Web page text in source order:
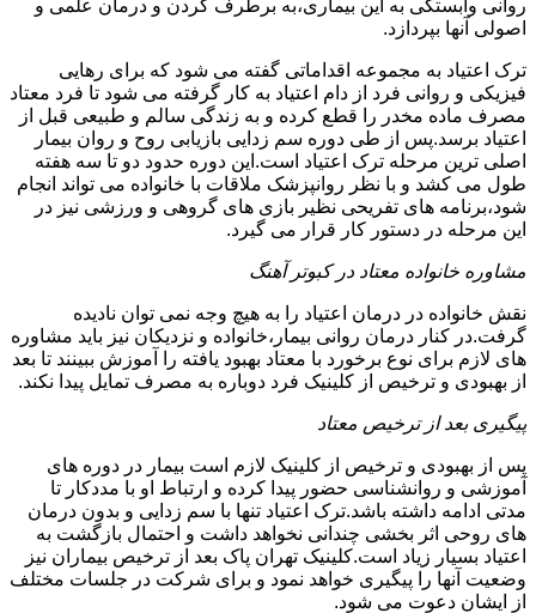
روانی وابستگی به این بیماری،به برطرف کردن و درمان علمی و
اصولی آنها بپردازد.
ترک اعتیاد به مجموعه اقداماتی گفته می شود که برای رهایی
فیزیکی و روانی فرد از دام اعتیاد به کار گرفته می شود تا فرد معتاد
مصرف ماده مخدر را قطع کرده و به زندگی سالم و طبیعی قبل از
اعتیاد برسد.پس از طی دوره سم زدایی بازیابی روح و روان بیمار
اصلی ترین مرحله ترک اعتیاد است.این دوره حدود دو تا سه هفته
طول می کشد و با نظر روانپزشک ملاقات با خانواده می تواند انجام
شود،برنامه های تفریحی نظیر بازی های گروهی و ورزشی نیز در
این مرحله در دستور کار قرار می گیرد.
مشاوره خانواده معتاد در کبوتر آهنگ
نقش خانواده در درمان اعتیاد را به هیچ وجه نمی توان نادیده
گرفت.در کنار درمان روانی بیمار،خانواده و نزدیکان نیز باید مشاوره
های لازم برای نوع برخورد با معتاد بهبود یافته را آموزش ببینند تا بعد
از بهبودی و ترخیص از کلینیک فرد دوباره به مصرف تمایل پیدا نکند.
پیگیری بعد از ترخیص معتاد
پس از بهبودی و ترخیص از کلینیک لازم است بیمار در دوره های
آموزشی و روانشناسی حضور پیدا کرده و ارتباط او با مددکار تا
مدتی ادامه داشته باشد.ترک اعتیاد تنها با سم زدایی و بدون درمان
های روحی اثر بخشی چندانی نخواهد داشت و احتمال بازگشت به
اعتیاد بسیار زیاد است.کلینیک تهران پاک بعد از ترخیص بیماران نیز
وضعیت آنها را پیگیری خواهد نمود و برای شرکت در جلسات مختلف
از ایشان دعوت می شود.